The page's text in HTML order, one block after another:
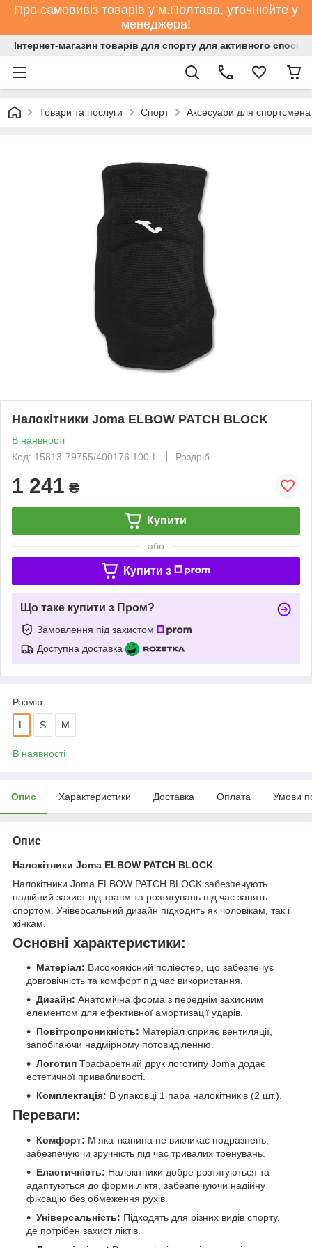
Про самовивіз товарів у м.Полтава, уточнюйте у
менеджера!
Інтернет-магазин товарів для спорту для активного
Товари та послуги Спорт Аксесуари для спортсмена
Налокітники Joma ELBOW PATCH BLOCK
В наявності
Код: 15813-79755/400176.100-L
Роздріб
1 241 ₴
Купити
або
Купити з
Що таке купити з Пром?
Замовлення під захистом
Доступна доставка
Розмір
L S M
В наявності
Опис Характеристики Доставка Оплата Умови
Опис
Налокітники Joma ELBOW PATCH BLOCK
Налокітники Joma ELBOW PATCH BLOCK забезпечують
надійний захист від травм та розтягувань під час занять
спортом. Універсальний дизайн підходить як чоловікам, так і
жінкам.
Основні характеристики:
Матеріал: Високоякісний поліестер, що забезпечує
довговічність та комфорт під час використання.
Дизайн: Анатомічна форма з переднім захисним
елементом для ефективної амортизації ударів.
Повітропроникність: Матеріал сприяє вентиляції,
запобігаючи надмірному потовиділенню.
Логотип Трафаретний друк логотипу Joma додає
естетичної привабливості.
Комплектація: В упаковці 1 пара налокітників (2 шт.).
Переваги:
Комфорт: М'яка тканина не викликає подразнень,
забезпечуючи зручність під час тривалих тренувань.
Еластичність: Налокітники добре розтягуються та
адаптуються до форми ліктя, забезпечуючи надійну
фіксацію без обмеження рухів.
Універсальність: Підходять для різних видів спорту,
де потрібен захист ліктів.